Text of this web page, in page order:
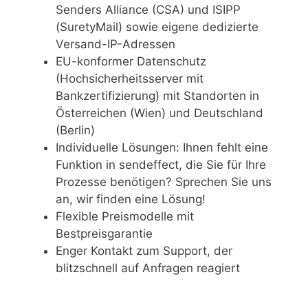
Senders Alliance (CSA) und ISIPP
(SuretyMail) sowie eigene dedizierte
Versand-IP-Adressen
EU-konformer Datenschutz
(Hochsicherheitsserver mit
Bankzertifizierung) mit Standorten in
Österreichen (Wien) und Deutschland
(Berlin)
Individuelle Lösungen: Ihnen fehlt eine
Funktion in sendeffect, die Sie für Ihre
Prozesse benötigen? Sprechen Sie uns
an, wir finden eine Lösung!
Flexible Preismodelle mit
Bestpreisgarantie
Enger Kontakt zum Support, der
blitzschnell auf Anfragen reagiert